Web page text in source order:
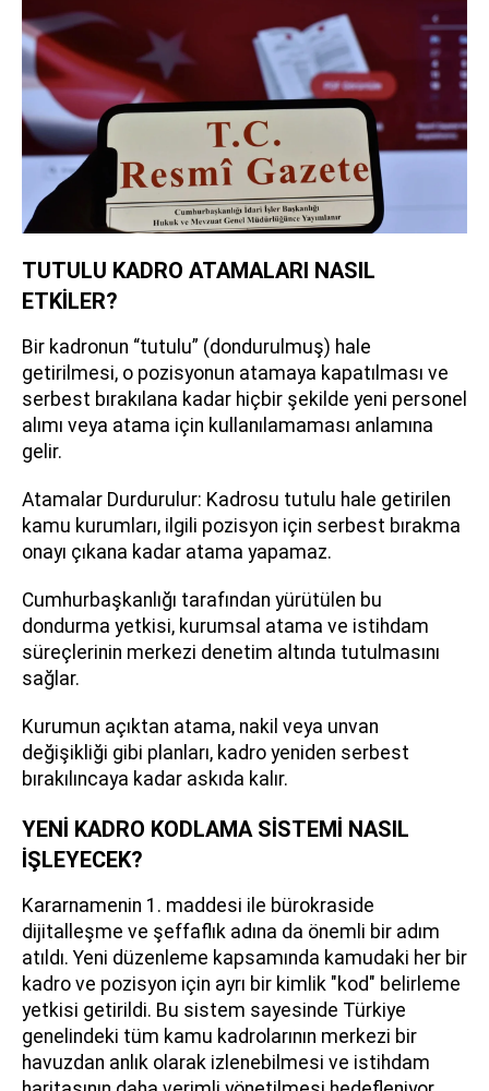
TUTULU KADRO ATAMALARI NASIL
ETKİLER?
Bir kadronun “tutulu” (dondurulmuş) hale
getirilmesi, o pozisyonun atamaya kapatılması ve
serbest bırakılana kadar hiçbir şekilde yeni personel
alımı veya atama için kullanılamaması anlamına
gelir.
Atamalar Durdurulur: Kadrosu tutulu hale getirilen
kamu kurumları, ilgili pozisyon için serbest bırakma
onayı çıkana kadar atama yapamaz.
Cumhurbaşkanlığı tarafından yürütülen bu
dondurma yetkisi, kurumsal atama ve istihdam
süreçlerinin merkezi denetim altında tutulmasını
sağlar.
Kurumun açıktan atama, nakil veya unvan
değişikliği gibi planları, kadro yeniden serbest
bırakılıncaya kadar askıda kalır.
YENİ KADRO KODLAMA SİSTEMİ NASIL
İŞLEYECEK?
Kararnamenin 1. maddesi ile bürokraside
dijitalleşme ve şeffaflık adına da önemli bir adım
atıldı. Yeni düzenleme kapsamında kamudaki her bir
kadro ve pozisyon için ayrı bir kimlik "kod" belirleme
yetkisi getirildi. Bu sistem sayesinde Türkiye
genelindeki tüm kamu kadrolarının merkezi bir
havuzdan anlık olarak izlenebilmesi ve istihdam